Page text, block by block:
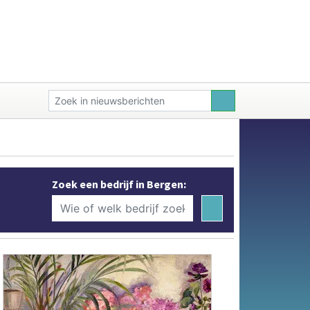
Zoek een bedrijf in Bergen: